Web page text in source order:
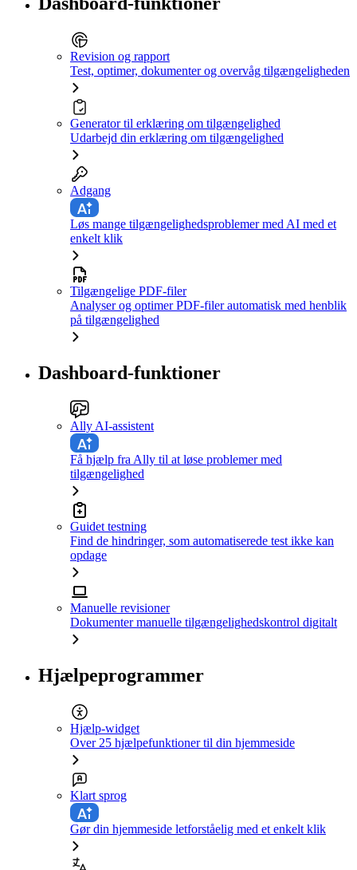
Revision og rapport
Test, optimer, dokumenter og overvåg tilgængeligheden
Generator til erklæring om tilgængelighed
Udarbejd din erklæring om tilgængelighed
Adgang
Løs mange tilgængelighedsproblemer med AI med et
enkelt klik
Tilgængelige PDF-filer
Analyser og optimer PDF-filer automatisk med henblik
på tilgængelighed
Dashboard-funktioner
Ally AI-assistent
Få hjælp fra Ally til at løse problemer med
tilgængelighed
Guidet testning
Find de hindringer, som automatiserede test ikke kan
opdage
Manuelle revisioner
Dokumenter manuelle tilgængelighedskontrol digitalt
Hjælpeprogrammer
Hjælp-widget
Over 25 hjælpefunktioner til din hjemmeside
Klart sprog
Gør din hjemmeside letforståelig med et enkelt klik